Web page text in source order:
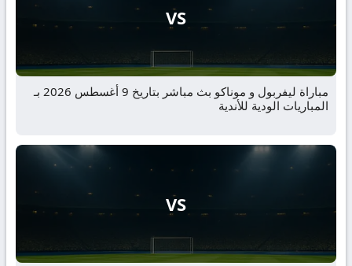
VS
مباراة ليفربول و موناكو بث مباشر بتاريخ 9 أغسطس 2026 بـ
المباريات الودية للأندية
VS